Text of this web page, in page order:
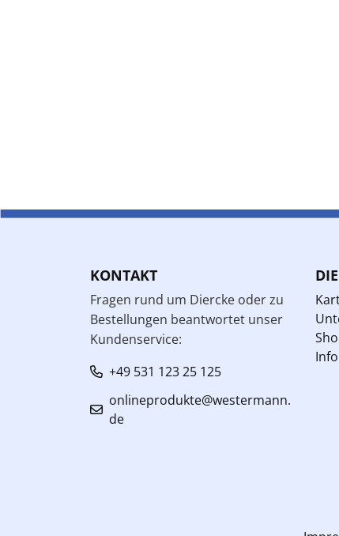
KONTAKT
Fragen rund um Diercke oder zu
Bestellungen beantwortet unser
Kundenservice:
+49 531 123 25 125
onlineprodukte@westermann.
de
Info